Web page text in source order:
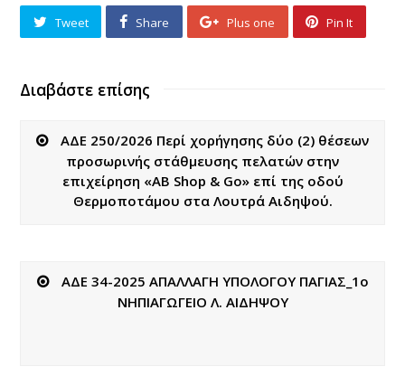
Tweet Share Plus one Pin It
Διαβάστε επίσης
ΑΔΕ 250/2026 Περί χορήγησης δύο (2) θέσεων
προσωρινής στάθμευσης πελατών στην
επιχείρηση «AB Shop & Go» επί της οδού
Θερμοποτάμου στα Λουτρά Αιδηψού.
ΑΔΕ 34-2025 ΑΠΑΛΛΑΓΗ ΥΠΟΛΟΓΟΥ ΠΑΓΙΑΣ_1ο
ΝΗΠΙΑΓΩΓΕΙΟ Λ. ΑΙΔΗΨΟΥ